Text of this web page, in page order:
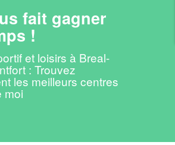
fait gagner
!
et loisirs à Breal-
: Trouvez
les meilleurs centres
moi